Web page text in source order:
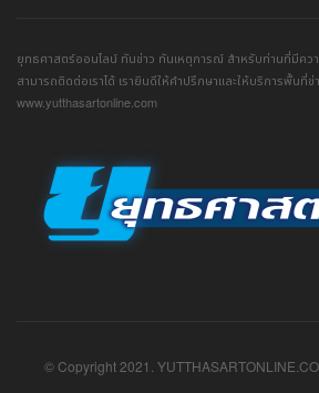
ยุทธศาสตร์ออนไลน์ ทันข่าว ทันเหตุการณ์ สำหรับท่านที่มีคว
สามารถติดต่อเราได้ เรายินดีให้คำปรึกษาและให้บริการพื้นที่ข่
www.yutthasartonline.com
© Copyright 2021.